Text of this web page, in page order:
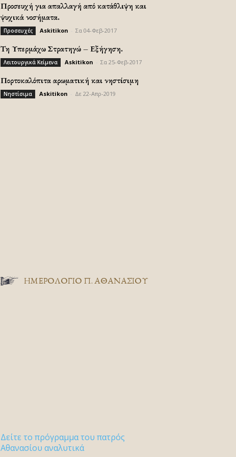
Προσευχή για απαλλαγή από κατάθλιψη και
ψυχικά νοσήματα.
Προσευχές Askitikon Σα 04-Φεβ-2017
Τη Υπερμάχω Στρατηγώ – Εξήγηση.
Λειτουργικά Κείμενα Askitikon Σα 25-Φεβ-2017
Πορτοκαλόπιτα αρωματική και νηστίσιμη
Νηστίσιμα Askitikon Δε 22-Απρ-2019
ΗΜΕΡΟΛΟΓΙΟ Π. ΑΘΑΝΑΣΙΟΥ
Δείτε το πρόγραμμα του πατρός
Αθανασίου αναλυτικά